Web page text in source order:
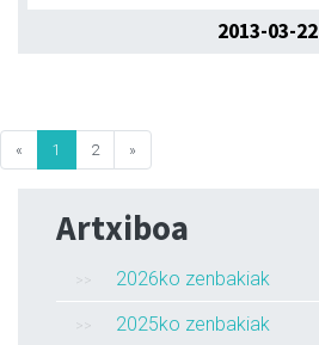
2013-03-22
« 1 2 »
Artxiboa
2026ko zenbakiak
2025ko zenbakiak